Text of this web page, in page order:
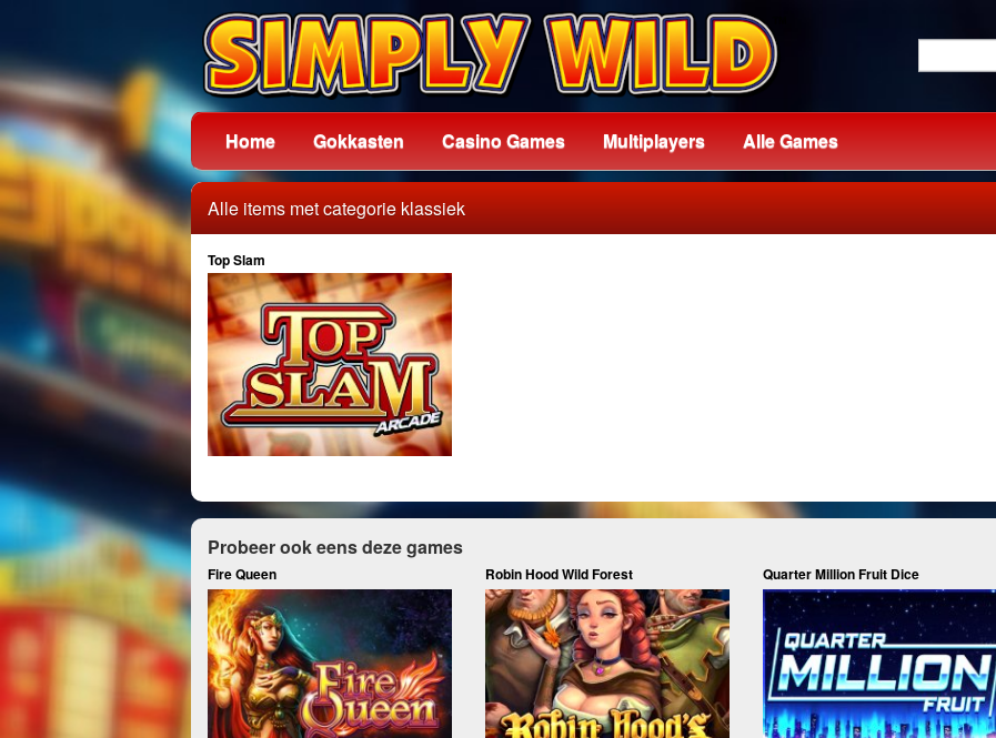
Home Gokkasten Casino Games Multiplayers Alle Games
Alle items met categorie klassiek
Top Slam
Probeer ook eens deze games
Fire Queen Robin Hood Wild Forest Quarter Million Fruit Dice